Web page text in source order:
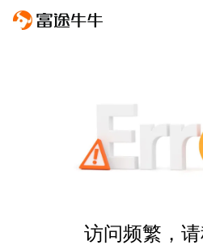
访问频繁，